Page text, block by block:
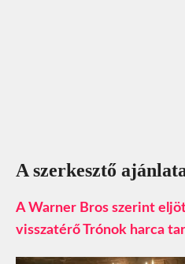
A szerkesztő
A Warner Bros szerint
visszatérő Trónok harca